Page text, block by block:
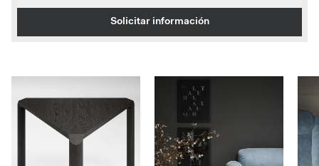
Solicitar información